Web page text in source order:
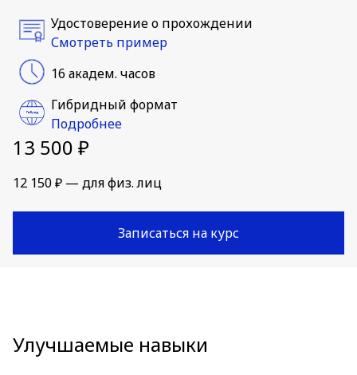
Удостоверение о прохождении
Смотреть пример
16 академ. часов
Гибридный формат
Подробнее
13 500 ₽
12 150 ₽ — для физ. лиц
Записаться на курс
Улучшаемые навыки